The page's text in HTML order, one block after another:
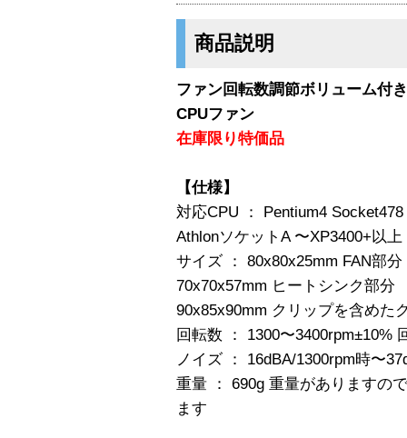
商品説明
ファン回転数調節ボリューム付
CPUファン
在庫限り特価品
【仕様】
対応CPU ： Pentium4
AthlonソケットA 〜XP3400+以上
サイズ ： 80x80x25mm FAN部分
70x70x57mm ヒートシンク部分
90x85x90mm クリップを含めた
回転数 ： 1300〜3400rpm±10%
ノイズ ： 16dBA/1300rpm時〜
重量 ： 690g 重量がありますの
ます